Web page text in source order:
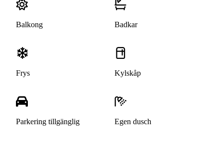
Balkong Badkar
Frys Kylskåp
Parkering tillgänglig Egen dusch